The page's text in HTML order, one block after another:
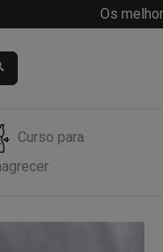
Os
Curso para